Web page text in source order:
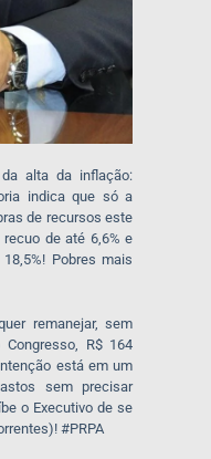
alta da inflação:
indica que só a
de recursos este
de até 6,6% e
Pobres mais
remanejar, sem
R$ 164
está em um
sem precisar
o Executivo de se
#PRPA